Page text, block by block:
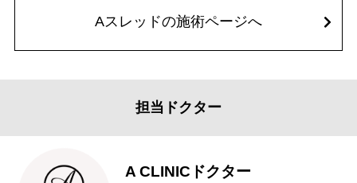
Aスレッドの施術ページへ
担当ドクター
A CLINICドクター